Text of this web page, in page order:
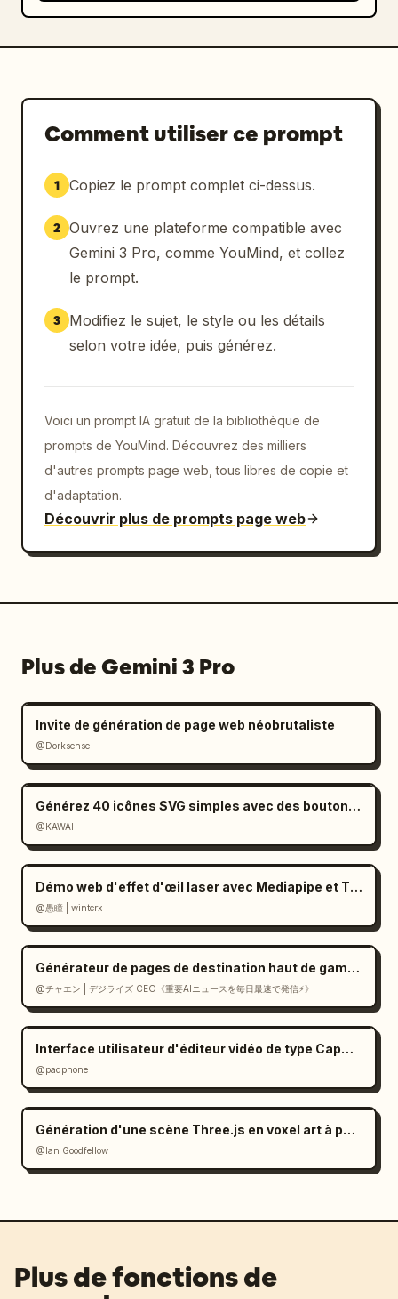
Comment utiliser ce prompt
1 Copiez le prompt complet ci-dessus.
2 Ouvrez une plateforme compatible avec
Gemini 3 Pro, comme YouMind, et collez
le prompt.
3
Modifiez le sujet, le style ou les détails
selon votre idée, puis générez.
Voici un prompt IA gratuit de la bibliothèque de
prompts de YouMind. Découvrez des milliers
d'autres prompts page web, tous libres de copie et
d'adaptation.
Découvrir plus de prompts page web
Plus de Gemini 3 Pro
Invite de génération de page web néobrutaliste
@Dorksense
Générez 40 icônes SVG simples avec des boutons de téléchargement
@KAWAI
Démo web d'effet d'œil laser avec Mediapipe et Three.js
@愚瞳 | winterx
Générateur de pages de destination haut de gamme de style suisse en React
@チャエン | デジライズ CEO《重要AIニュースを毎日最速で発信⚡️》
Interface utilisateur d'éditeur vidéo de type CapCut dans Gemini
@padphone
Génération d'une scène Three.js en voxel art à partir d'une image (prompt)
@Ian Goodfellow
Plus de fonctions de